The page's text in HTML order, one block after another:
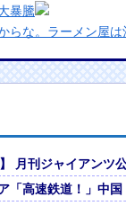
暴騰
らな。ラーメン屋
」と実況しながら
況をいち早く伝え
きな意義がある」
争
るｗｗｗｗｗｗ
の株式購入！（
月刊ジャイアンツ
「高速鉄道！」中